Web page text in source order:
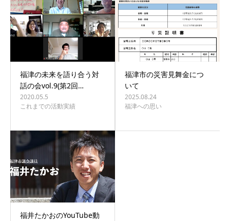
福津の未来を語り合う対
話の会vol.9(第2回…
2020.05.5
これまでの活動実績
福津市の災害見舞金につ
いて
2025.08.24
福津への思い
福井たかおのYouTube動